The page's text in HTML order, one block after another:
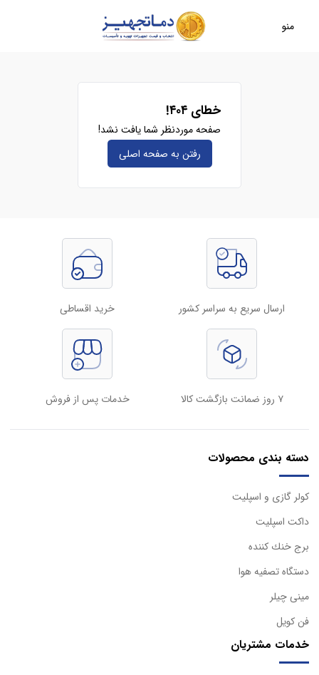
منو
خطای ۴۰۴!
صفحه موردنظر شما یافت نشد!
رفتن به صفحه‌ اصلی
ارسال سریع به سراسر کشور خرید اقساطی
۷ روز ضمانت بازگشت کالا خدمات پس از فروش
دسته بندی محصولات
كولر گازی و اسپليت
داكت اسپليت
برج خنك كننده
دستگاه تصفيه هوا
مینی چیلر
فن کویل
خدمات مشتریان